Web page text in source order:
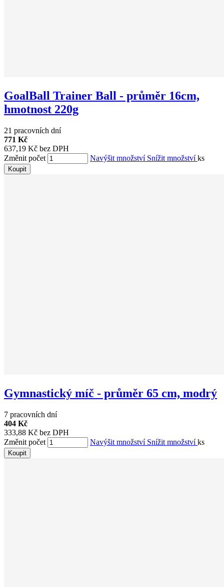
GoalBall Trainer Ball - průměr 16cm,
hmotnost 220g
21 pracovních dní
771 Kč
637,19 Kč bez DPH
Změnit počet
Navýšit množství Snížit množstvíks
Koupit
Gymnastický míč - průměr 65 cm, modrý
7 pracovních dní
404 Kč
333,88 Kč bez DPH
Změnit počet
Navýšit množství Snížit množstvíks
Koupit